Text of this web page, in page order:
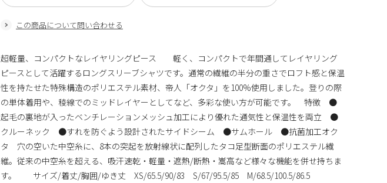
この商品について問い合わせる
超軽量、コンパクトなレイヤリングピース 軽く、コンパクトで年間通してレイヤリング
ピースとして活躍するロングスリーブシャツです。通常の繊維の半分の重さでロフト感と保温
性を持たせた特殊構造のポリエステル素材、帝人「オクタ」を100%使用しました。登りの際
の単体着用や、稜線でのミッドレイヤーとしてなど、多彩な使い方が可能です。 特徴 ●
起毛の裏地が入ったベンチレーションメッシュ加工により優れた通気性と保温性を両立 ●
クルーネック ●すれを防ぐよう設計されたサイドシーム ●サムホール ●抗菌加工オク
タ 穴の空いた中空糸に、8本の突起を放射線状に配列したタコ足型断面のポリエステル繊
維。従来の中空糸を超える、吸汗速乾・軽量・遮熱/断熱・嵩高など様々な機能を併せ持ちま
す。 サイズ/着丈/胸囲/ゆき丈 XS/65.5/90/83 S/67/95.5/85 M/68.5/100.5/86.5